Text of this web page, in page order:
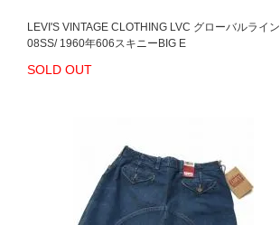
LEVI'S VINTAGE CLOTHING LVC グローバルライン
08SS/ 1960年606スキニーBIG E
SOLD OUT